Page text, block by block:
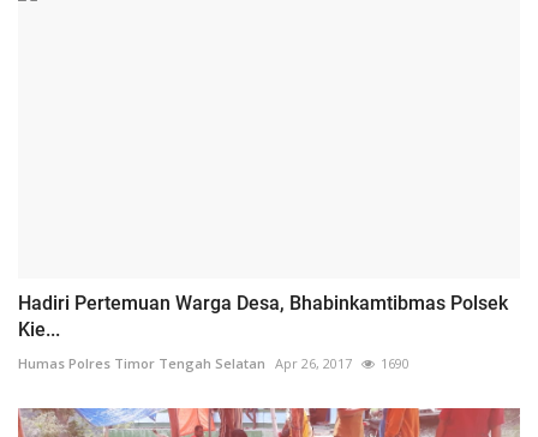
Hadiri Pertemuan Warga Desa, Bhabinkamtibmas Polsek
Kie...
Humas Polres Timor Tengah Selatan Apr 26, 2017 1690